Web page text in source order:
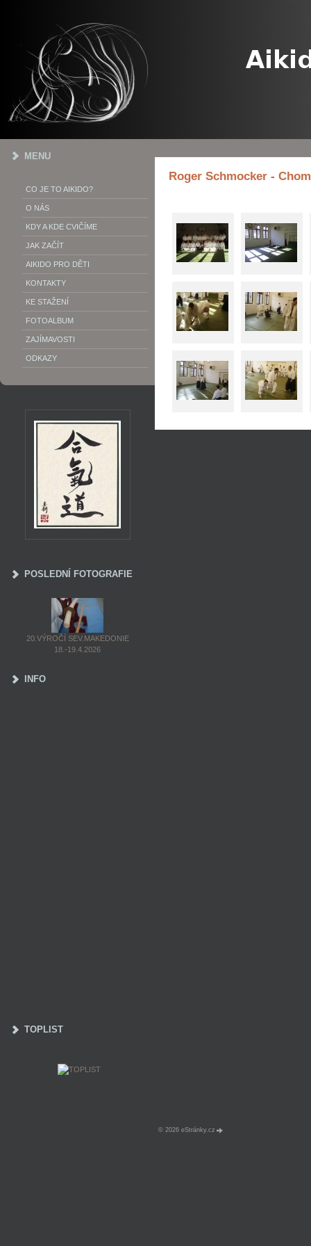
Roger Schmocker -
MENU
CO JE TO AIKIDO?
O NÁS
KDY A KDE CVIČÍME
JAK ZAČÍT
AIKIDO PRO DĚTI
KONTAKTY
KE STAŽENÍ
FOTOALBUM
ZAJÍMAVOSTI
ODKAZY
POSLEDNÍ FOTOGRAFIE
20.VÝROČÍ SEV.MAKEDONIE
18.-19.4.2026
INFO
TOPLIST
© 2026 eStránky.cz